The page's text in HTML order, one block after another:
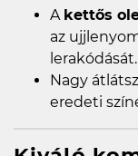
A kettős
az
lerakódását.
Nagy
eredeti